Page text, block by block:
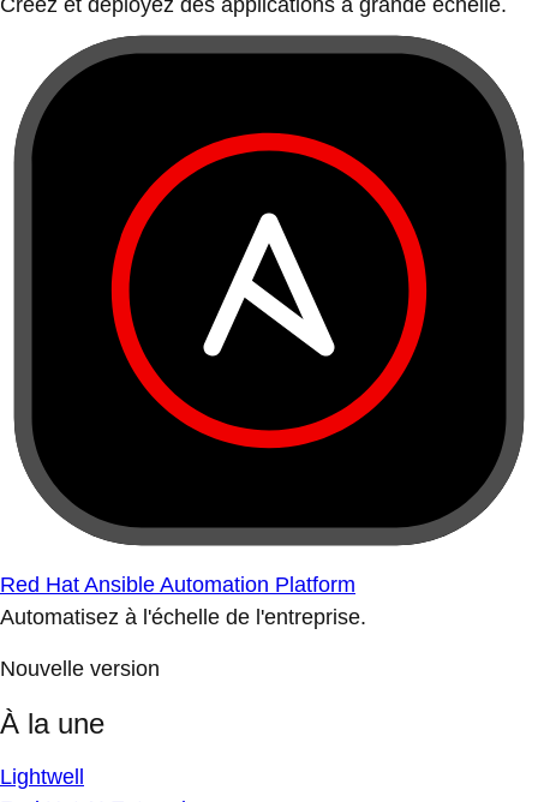
Créez et déployez des applications à grande échelle.
Red Hat Ansible Automation Platform
Automatisez à l'échelle de l'entreprise.
Nouvelle version
À la une
Lightwell